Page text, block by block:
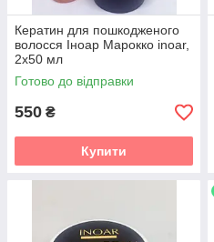
Кератин для пошкодженого
волосся Іноар Марокко inoar,
2х50 мл
Готово до відправки
550 ₴
Купити